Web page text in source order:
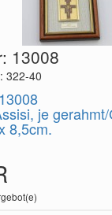
13008
322-40
je
8,5cm.